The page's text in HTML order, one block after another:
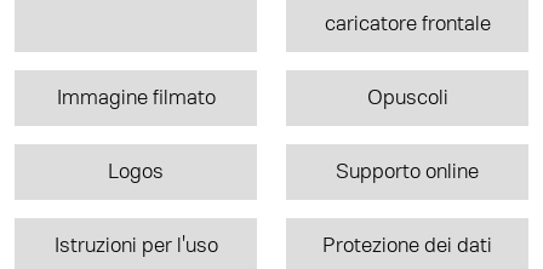
caricatore frontale
Immagine filmato Opuscoli
Logos Supporto online
Istruzioni per l'uso
Protezione dei dati